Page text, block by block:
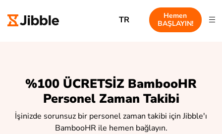
TR
Hemen
BAŞLAYIN!
%100 ÜCRETSİZ BambooHR
Personel Zaman Takibi
İşinizde sorunsuz bir personel zaman takibi için Jibble'ı
BambooHR ile hemen bağlayın.